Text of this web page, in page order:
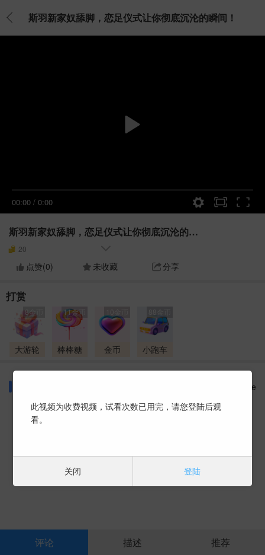
斯羽新家奴舔脚，恋足仪式让你彻底沉沦的瞬间！
00:00 / 0:00
斯羽新家奴舔脚，恋足仪式让你彻底沉沦的瞬间！
20
点赞(0) 未收藏 分享
打赏
大游轮
8金币
棒棒糖
11金币
金币 小跑车
More
评论 描述 推荐
此视频为收费视频，试看次数已用完，请您登陆后观
看。
关闭 登陆